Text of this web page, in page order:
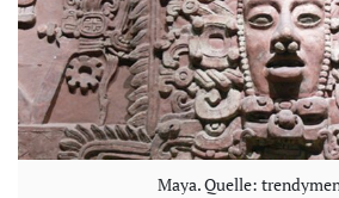
Maya. Quelle: